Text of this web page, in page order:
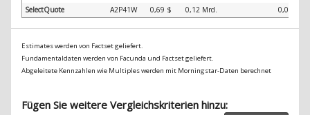
SelectQuote
A2P41W 0,69 $ 0,12 Mrd. 0,00 %
Estimates werden von Factset geliefert.
Fundamentaldaten werden von Facunda und Factset geliefert.
Abgeleitete Kennzahlen wie Multiples werden mit Morningstar-Daten berechnet
Fügen Sie weitere Vergleichskriterien hinzu: